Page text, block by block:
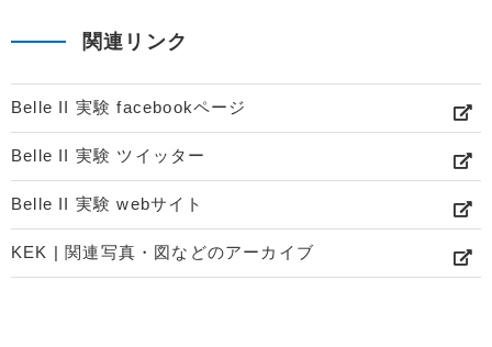
関連リンク
Belle II 実験 facebookページ
Belle II 実験 ツイッター
Belle II 実験 webサイト
KEK | 関連写真・図などのアーカイブ